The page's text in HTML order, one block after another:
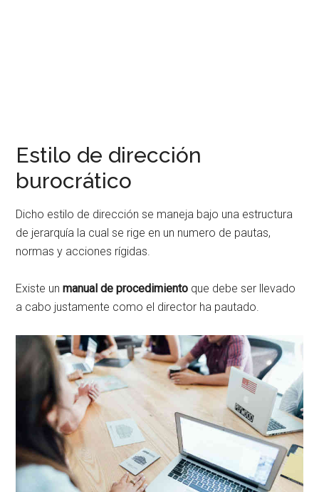
Estilo de dirección
burocrático
Dicho estilo de dirección se maneja bajo una estructura
de jerarquía la cual se rige en un numero de pautas,
normas y acciones rígidas.
Existe unmanual de procedimiento que debe ser llevado
a cabo justamente como el director ha pautado.